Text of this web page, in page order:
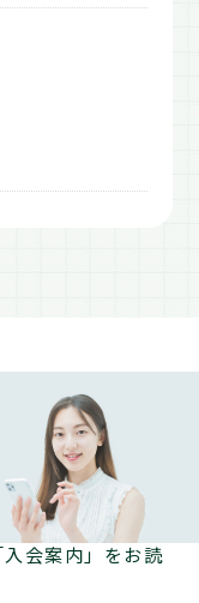
会案内」をお読